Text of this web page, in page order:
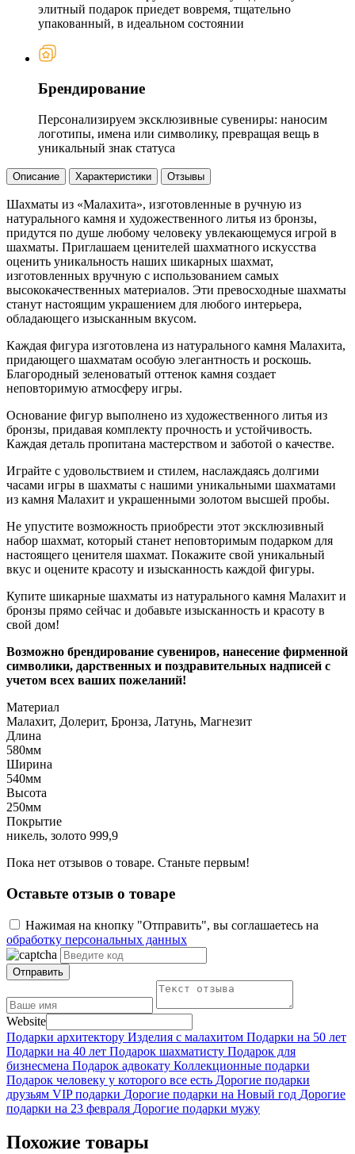
элитный подарок приедет вовремя, тщательно
упакованный, в идеальном состоянии
Брендирование
Персонализируем эксклюзивные сувениры: наносим
логотипы, имена или символику, превращая вещь в
уникальный знак статуса
Описание Характеристики Отзывы
Шахматы из «Малахита», изготовленные в ручную из
натурального камня и художественного литья из бронзы,
придутся по душе любому человеку увлекающемуся игрой в
шахматы. Приглашаем ценителей шахматного искусства
оценить уникальность наших шикарных шахмат,
изготовленных вручную с использованием самых
высококачественных материалов. Эти превосходные шахматы
станут настоящим украшением для любого интерьера,
обладающего изысканным вкусом.
Каждая фигура изготовлена из натурального камня Малахита,
придающего шахматам особую элегантность и роскошь.
Благородный зеленоватый оттенок камня создает
неповторимую атмосферу игры.
Основание фигур выполнено из художественного литья из
бронзы, придавая комплекту прочность и устойчивость.
Каждая деталь пропитана мастерством и заботой о качестве.
Играйте с удовольствием и стилем, наслаждаясь долгими
часами игры в шахматы с нашими уникальными шахматами
из камня Малахит и украшенными золотом высшей пробы.
Не упустите возможность приобрести этот эксклюзивный
набор шахмат, который станет неповторимым подарком для
настоящего ценителя шахмат. Покажите свой уникальный
вкус и оцените красоту и изысканность каждой фигуры.
Купите шикарные шахматы из натурального камня Малахит и
бронзы прямо сейчас и добавьте изысканность и красоту в
свой дом!
Возможно брендирование сувениров, нанесение фирменной
символики, дарственных и поздравительных надписей с
учетом всех ваших пожеланий!
Материал
Малахит, Долерит, Бронза, Латунь, Магнезит
Длина
580мм
Ширина
540мм
Высота
250мм
Покрытие
никель, золото 999,9
Пока нет отзывов о товаре. Станьте первым!
Оставьте отзыв о товаре
Нажимая на кнопку "Отправить", вы соглашаетесь на
обработку персональных данных
Отправить
Website
Подарки архитектору Изделия с малахитом Подарки на 50 лет
Подарки на 40 лет Подарок шахматисту Подарок для
бизнесмена Подарок адвокату Коллекционные подарки
Подарок человеку у которого все есть Дорогие подарки
друзьям VIP подарки Дорогие подарки на Новый год Дорогие
подарки на 23 февраля Дорогие подарки мужу
Похожие товары